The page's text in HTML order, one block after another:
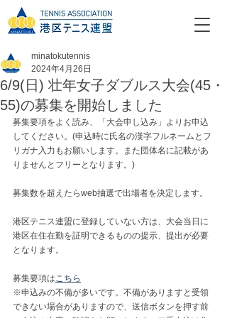
6/9(日) 壮年女子ダブルス大会(45・
55)の募集を開始しました
minatokutennis
2024年4月26日
募集要項をよく読み、「大会申し込み」よりお申込
してください。(申込時に氏名の漢字フルネームとフ
リガナ入力もお願いします。また団体名に記載があ
りませんとフリーとなります。)
募集数を超えたらweb抽選で出場者を決定します。
港区テニス連盟に登録していない方は、大会当日に
港区在住在勤を証明できるものの提示、提出が必要
となります。
募集要項はこちら
※申込みの不備が多いです。不備がありますと受領
できない場合がありますので、送信ボタンを押す前